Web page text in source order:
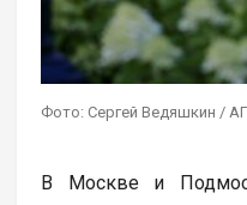
Фото: Сергей Ведяшкин /
В Москве и